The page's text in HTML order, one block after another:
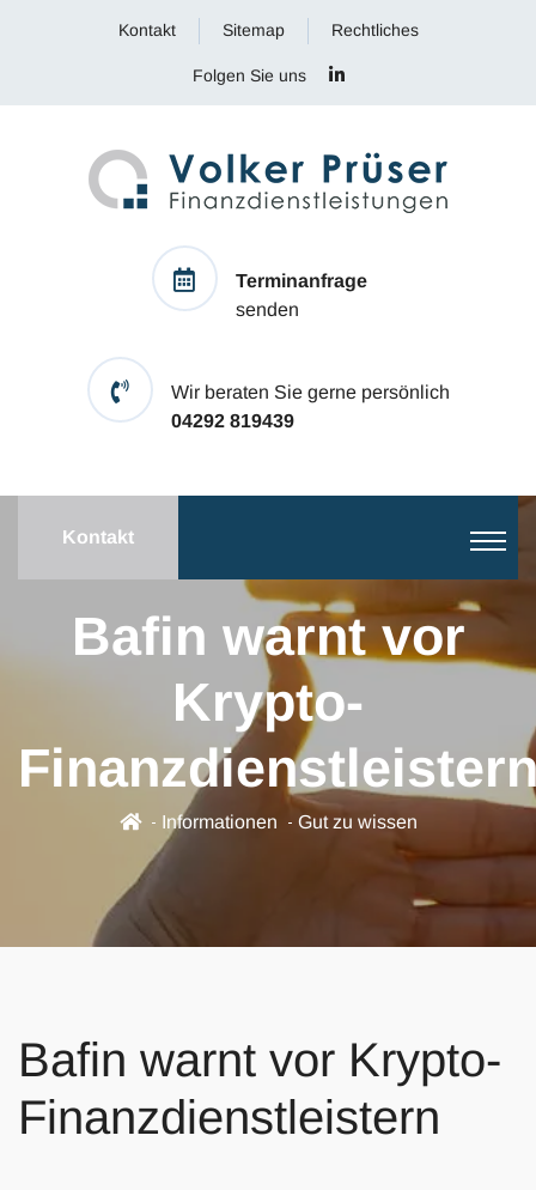
Kontakt Sitemap Rechtliches
Folgen Sie uns
Terminanfrage
senden
Wir beraten Sie gerne persönlich
04292 819439
Kontakt
Bafin warnt vor
Krypto-
Informationen Gut zu wissen
Bafin warnt vor Krypto-
Finanzdienstleistern